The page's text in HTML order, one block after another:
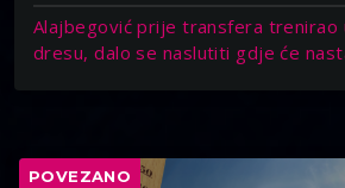
Alajbegović prije transfera trenirao
dresu, dalo se naslutiti gdje će
POVEZANO